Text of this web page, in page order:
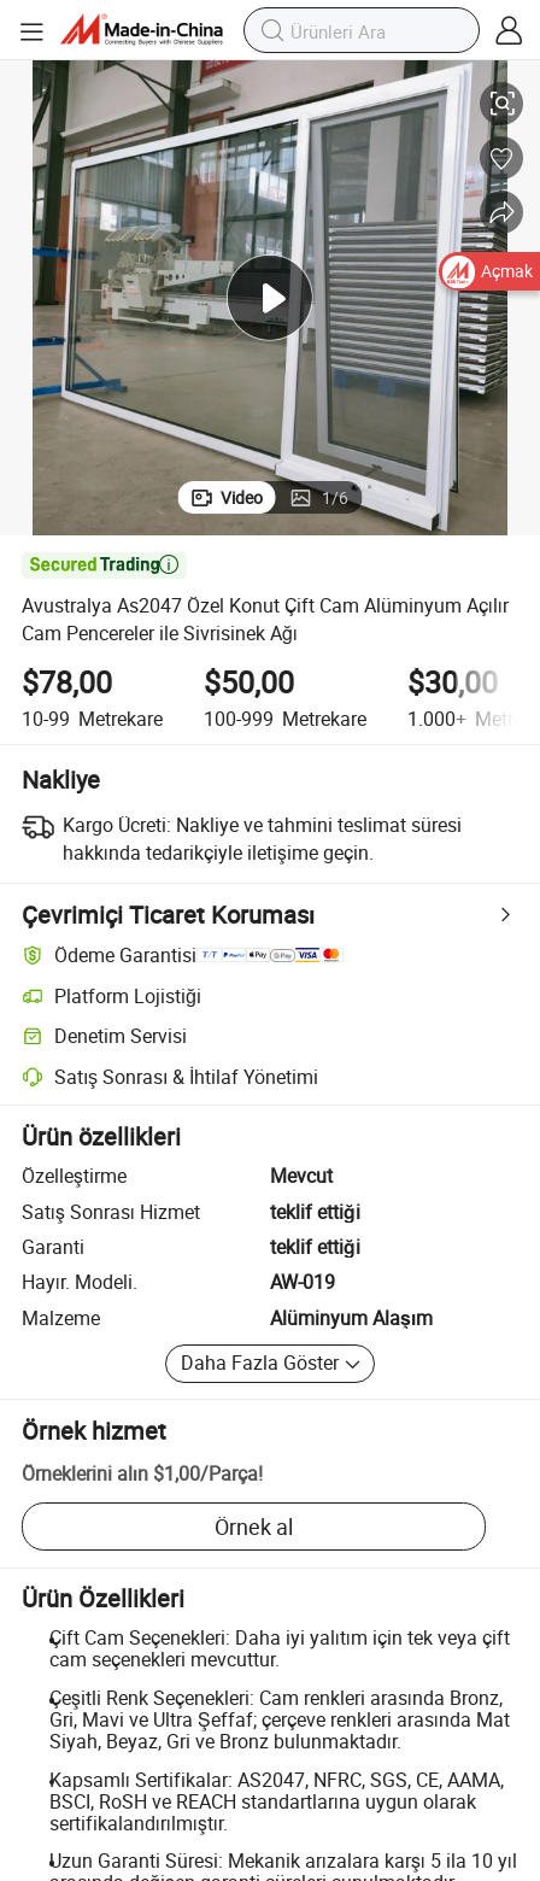
Sivrisinek Ağı
Avustralya As2047 Özel Konut Çift Cam Alüminyum Açılır Cam
Video 1/6

Avustralya As2047 Özel Konut Çift Cam Alüminyum Açılır
Cam Pencereler ile Sivrisinek Ağı
$78,00
10-99 Metrekare
$50,00
100-999 Metrekare
$30,00
1.000+
Nakliye
Kargo Ücreti: Nakliye ve tahmini teslimat süresi
hakkında tedarikçiyle iletişime geçin.
Çevrimiçi Ticaret Koruması
Ödeme Garantisi
Platform Lojistiği
Platform destekli lojistik ile daha net gönderi takibi
Denetim Servisi
Seçime bağlı ön sevkiyat denetimi kalite ve miktar kontrolleri için
Satış Sonrası & İhtilaf Yönetimi
Platform destekli uyuşmazlık çözümü, uygun olduğunda iade veya
Ürün özellikleri
Özelleştirme
Mevcut
Satış Sonrası Hizmet
teklif ettiği
Garanti
teklif ettiği
Hayır. Modeli.
AW-019
Malzeme
Alüminyum Alaşım
Daha Fazla Göster
Örnek hizmet
Örneklerini alın $1,00/Parça!
Örnek al
Ürün Özellikleri
Çift Cam Seçenekleri: Daha iyi yalıtım için tek veya çift
cam seçenekleri mevcuttur.
Çeşitli Renk Seçenekleri: Cam renkleri arasında Bronz,
Gri, Mavi ve Ultra Şeffaf; çerçeve renkleri arasında Mat
Siyah, Beyaz, Gri ve Bronz bulunmaktadır.
Kapsamlı Sertifikalar: AS2047, NFRC, SGS, CE, AAMA,
BSCI, RoSH ve REACH standartlarına uygun olarak
sertifikalandırılmıştır.
Uzun Garanti Süresi: Mekanik arızalara karşı 5 ila 10 yıl
Açmak